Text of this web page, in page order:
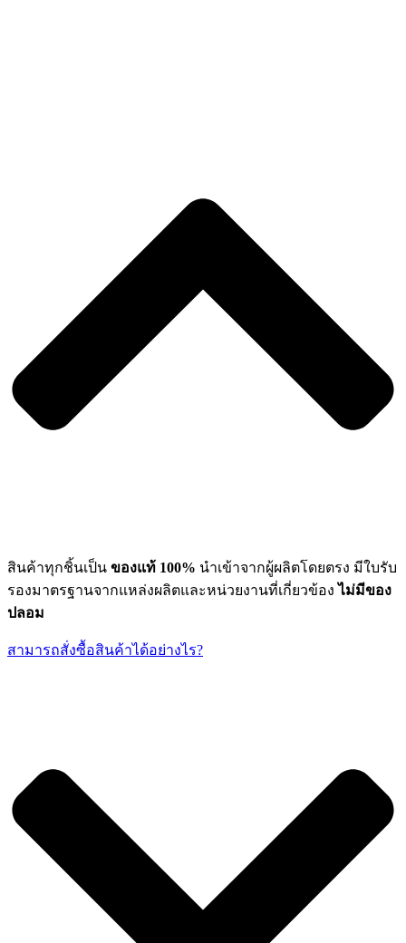
สินค้าทุกชิ้นเป็น ของแท้ 100% นำเข้าจากผู้ผลิตโดยตรง มีใบรับ
รองมาตรฐานจากแหล่งผลิตและหน่วยงานที่เกี่ยวข้องไม่มีของ
ปลอม
สามารถสั่งซื้อสินค้าได้อย่างไร?